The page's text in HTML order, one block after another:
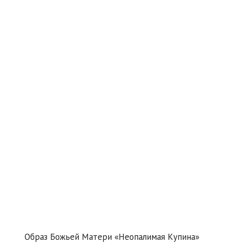
Образ Божьей Матери «Неопалимая Купина»